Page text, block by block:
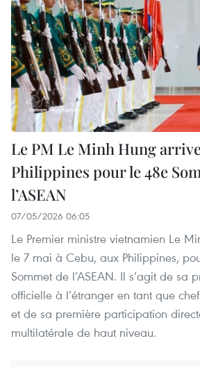
Le PM Le Minh Hung
Philippines pour le 48e
l’ASEAN
07/05/2026 06:05
Le Premier ministre vietnamien Le
le 7 mai à Cebu, aux Philippines,
Sommet de l’ASEAN. Il s’agit de sa
officielle à l’étranger en tant que
et de sa première participation
multilatérale de haut niveau.